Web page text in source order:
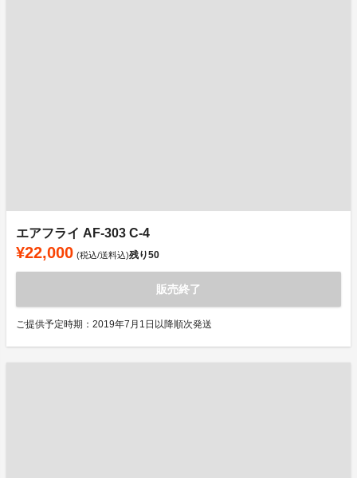
エアフライ AF-303 C-4
¥22,000 (税込/送料込)残り50
販売終了
ご提供予定時期：2019年7月1日以降順次発送